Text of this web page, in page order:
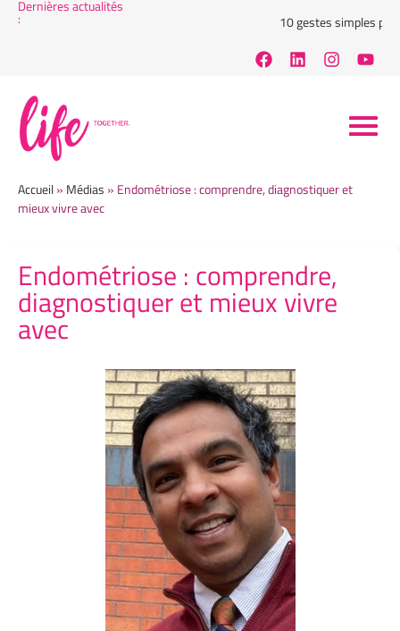
Dernières actualités
: 10 gestes simples
Accueil» Médias » Endométriose : comprendre, diagnostiquer et
mieux vivre avec
Endométriose : comprendre,
diagnostiquer et mieux vivre
avec